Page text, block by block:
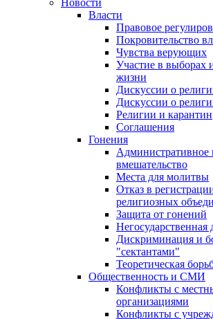
Новости
Власти
Правовое
Покровительство
Чувства верующих
Участие в выборах
жизни
Дискуссии о
Дискуссии о
Религии и карантин
Соглашения
Гонения
Административное
вмешательство
Места для молитвы
Отказ в
религиозных
Защита от гонений
Дискриминация и
"сектантами"
Теоретическая
Общественность и СМИ
Конфликты с
организациями
Конфликты с